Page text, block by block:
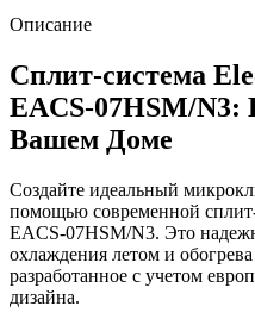
Описание
Сплит-система
EACS-07HSM/
Вашем Доме
Создайте идеальный
помощью современной
EACS-07HSM/N3. Это
охлаждения летом и
разработанное с учетом
дизайна.